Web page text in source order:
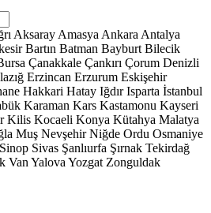
Aksaray Amasya Ankara Antalya
Bartın Batman Bayburt Bilecik
Çanakkale Çankırı Çorum Denizli
Erzincan Erzurum Eskişehir
Hakkari Hatay Iğdır Isparta İstanbul
Karaman Kars Kastamonu Kayseri
Kilis Kocaeli Konya Kütahya Malatya
Muş Nevşehir Niğde Ordu Osmaniye
Sinop Sivas Şanlıurfa Şırnak Tekirdağ
Van Yalova Yozgat Zonguldak